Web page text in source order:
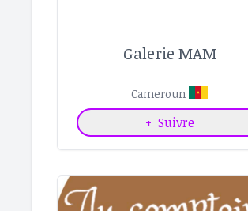
Galerie MAM
Cameroun
+ Suivre